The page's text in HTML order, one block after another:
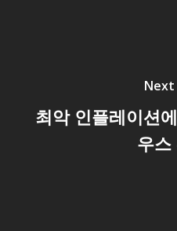
Next
최악 인플레이션
우스